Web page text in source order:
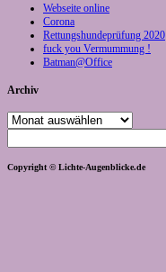
Webseite online
Corona
Rettungshundeprüfung 2020
fuck you Vermummung !
Batman@Office
Archiv
Archiv
Copyright © Lichte-Augenblicke.de